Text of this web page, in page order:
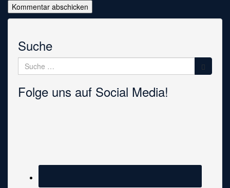
Suche
Suche
nach:
Folge uns auf Social Media!